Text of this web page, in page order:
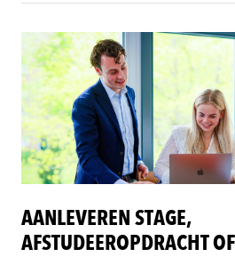
AANLEVEREN STAGE,
AFSTUDEEROPDRACHT